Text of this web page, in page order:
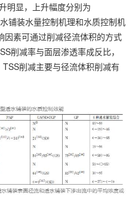
明显，上升幅度分别为
铺装水量控制机理和水质控制机
因素可通过削减径流体积的方式
削减率与面层渗透率成反比，
削减主要与径流体积削减有